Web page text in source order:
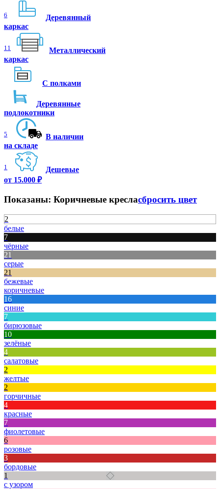
6
Деревянный
каркас
11
Металлический
каркас
С полками
Деревянные
подлокотники
5
В наличии
на складе
1
Дешевые
от 15.000 ₽
Показаны: Коричневые кресласбросить цвет
2
белые
7
чёрные
21
серые
21
бежевые
коричневые
16
синие
7
бирюзовые
10
зелёные
4
салатовые
2
желтые
2
горчичные
4
красные
7
фиолетовые
6
розовые
3
бордовые
1
с узором